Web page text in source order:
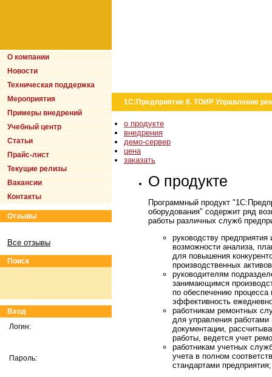
О компании
Новости
Техническая поддержка
Мероприятия
Примеры внедрений
Учебный центр
Статьи
Прайс-лист
Текущие релизы
Вакансии
Контакты
Отзывы
Все отзывы
Поиск
Вход
Логин:
Пароль:
1С:Предприятие 8. ТОИР Управление
о продукте
внедрения
демо-сервер
цена
заказать
О продукте
Программный продукт
оборудования" содержит ряд
работы различных служб
руководству
возможности анализа,
для повышения
производственных
руководителям
занимающимся
по обеспечению
эффективность
работникам ремонтных
для управления работами
документации,
работы, ведется учет
работникам учетных
учета в полном
стандартами предприятия;